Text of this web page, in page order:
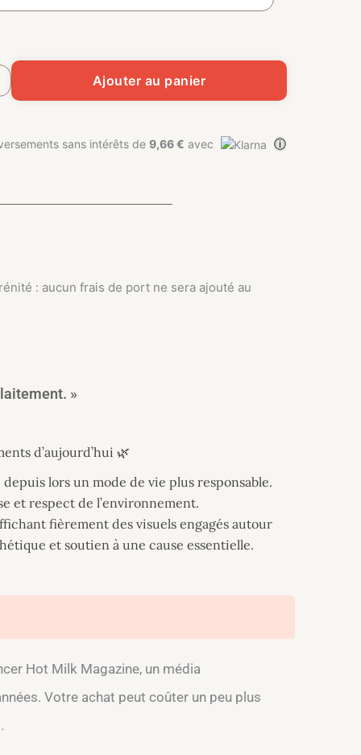
Ajouter au panier
sans intérêts de 9,66 € avec ⓘ
: aucun frais de port ne sera ajouté au
»
d’aujourd’hui 🌿
lors un mode de vie plus responsable.
et respect de l’environnement.
fièrement des visuels engagés autour
et soutien à une cause essentielle.
Hot Milk Magazine, un média
Votre achat peut coûter un peu plus